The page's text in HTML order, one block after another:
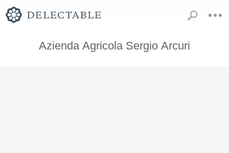
Azienda Agricola Sergio Arcuri